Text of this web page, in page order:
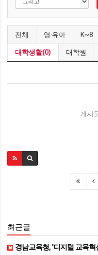
전체 영·유아 K~8
대학생활(0) 대학원
게시
최근글
경남교육청, '디지털 교육혁신' 유공